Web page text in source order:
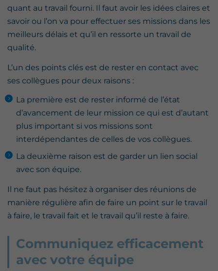
quant au travail fourni. Il faut avoir les idées claires et
savoir ou l’on va pour effectuer ses missions dans les
meilleurs délais et qu’il en ressorte un travail de
qualité.
L’un des points clés est de rester en contact avec
ses collègues pour deux raisons :
La première est de rester informé de l’état
d’avancement de leur mission ce qui est d’autant
plus important si vos missions sont
interdépendantes de celles de vos collègues.
La deuxième raison est de garder un lien social
avec son équipe.
Il ne faut pas hésitez à organiser des réunions de
manière régulière afin de faire un point sur le travail
à faire, le travail fait et le travail qu’il reste à faire.
Communiquez efficacement
avec votre équipe